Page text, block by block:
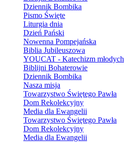
Dziennik Bombika
Pismo Święte
Liturgia dnia
Dzień Pański
Nowenna Pompejańska
Biblia Jubileuszowa
YOUCAT - Katechizm młodych
Biblijni Bohaterowie
Dziennik Bombika
Nasza misja
Towarzystwo Świętego Pawła
Dom Rekolekcyjny
Media dla Ewangelii
Towarzystwo Świętego Pawła
Dom Rekolekcyjny
Media dla Ewangelii